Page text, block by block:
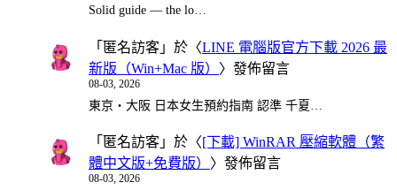
Solid guide — the lo…
「 匿名訪客 」於〈LINE 電腦版官方下載 2026 最
新版（Win+Mac 版） 〉發佈留言
08-03, 2026
東京・大阪 日本女生預約指南 認準 千夏…
「 匿名訪客 」於〈[下載] WinRAR 壓縮軟體（繁
體中文版+免費版） 〉發佈留言
08-03, 2026